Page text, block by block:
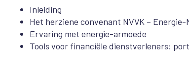
Inleiding
Het herziene convenant NVVK – Energie-
Ervaring met energie-armoede
Tools voor financiële dienstverleners: